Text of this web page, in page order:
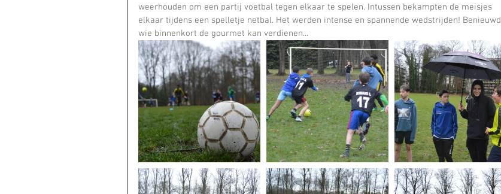
weerhouden om een partij voetbal tegen elkaar te spelen. Intussen bekampten de meisjes
elkaar tijdens een spelletje netbal. Het werden intense en spannende wedstrijden! Benieuwd
wie binnenkort de gourmet kan verdienen...